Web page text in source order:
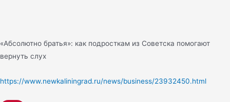
«Абсолютно братья»: как подросткам из Советска помогают
вернуть слух
https://www.newkaliningrad.ru/news/business/23932450.html